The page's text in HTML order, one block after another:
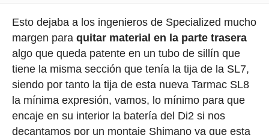
Esto dejaba a los ingenieros de Specialized mucho
margen para quitar material en la parte trasera
algo que queda patente en un tubo de sillín que
tiene la misma sección que tenía la tija de la SL7,
siendo por tanto la tija de esta nueva Tarmac SL8
la mínima expresión, vamos, lo mínimo para que
encaje en su interior la batería del Di2 si nos
decantamos por un montaje Shimano ya que esta